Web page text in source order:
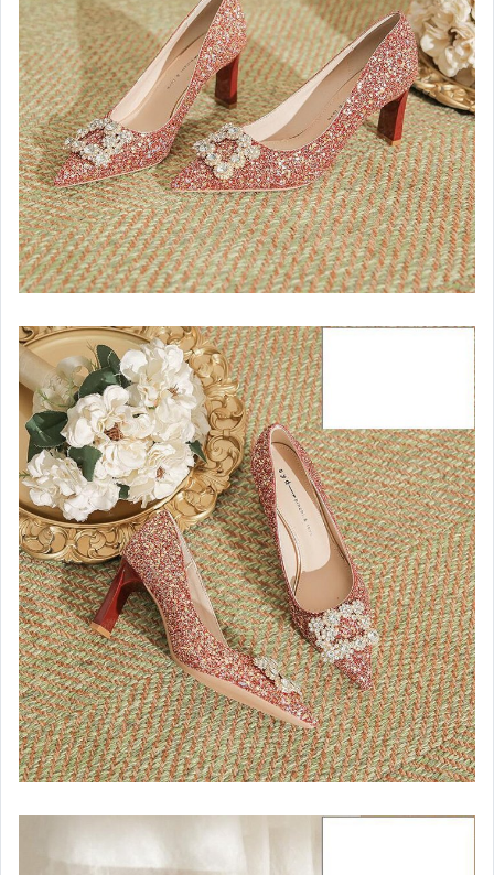
居家、家具與園藝
玩具、模型與公仔
男性精品與服飾
女裝與服飾配件
偶像、球員卡與郵幣
手錶與飾品配件
女包精品與女鞋
家電與影音視聽